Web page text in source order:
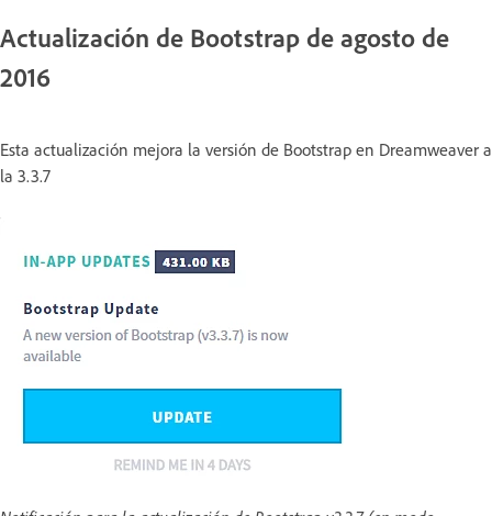
Actualización de Bootstrap de agosto de
2016
Esta actualización mejora la versión de Bootstrap en Dreamweaver a
la 3.3.7